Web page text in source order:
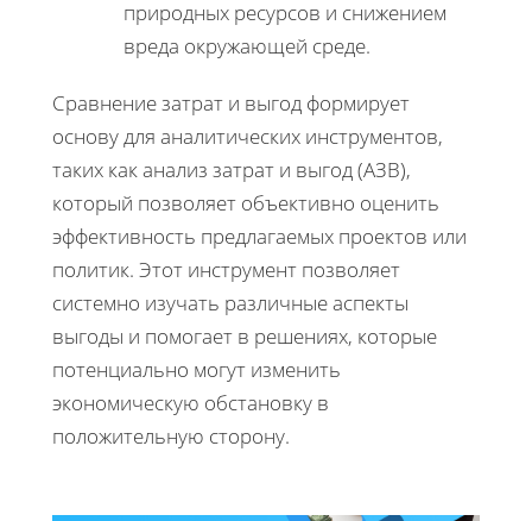
природных ресурсов и снижением
вреда окружающей среде.
Сравнение затрат и выгод формирует
основу для аналитических инструментов,
таких как анализ затрат и выгод (АЗВ),
который позволяет объективно оценить
эффективность предлагаемых проектов или
политик. Этот инструмент позволяет
системно изучать различные аспекты
выгоды и помогает в решениях, которые
потенциально могут изменить
экономическую обстановку в
положительную сторону.